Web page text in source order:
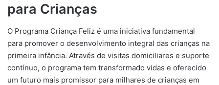
para Crianças
O Programa Criança Feliz é uma iniciativa fundamental
para promover o desenvolvimento integral das crianças na
primeira infância. Através de visitas domiciliares e suporte
contínuo, o programa tem transformado vidas e oferecido
um futuro mais promissor para milhares de crianças em